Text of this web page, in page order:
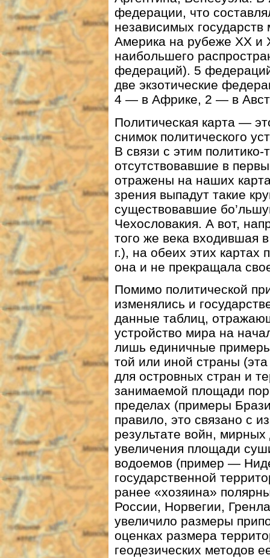
федерации, что
независимых
Америка на рубеже XX и
наибольшего
федераций). 5
две экзотические
4 — в Африке, 2 — в
Политическая карта —
снимок политического
В связи с этим
отсутствовавшие в
отражены на наших
зрения выпадут такие
существовавшие
Чехословакия. А вот,
того же века входившая
г.), на обеих этих картах
она и не прекращала
Помимо политической
изменялись и
данные таблиц,
устройство мира на
лишь единичные
той или иной страны
для островных стран и
занимаемой площади
пределах (примеры
правило, это связано с
результате войн,
увеличения площади
водоемов (пример —
государственной
ранее «хозяина»
России, Норвегии,
увеличило размеры
оценках размера
геодезических методов